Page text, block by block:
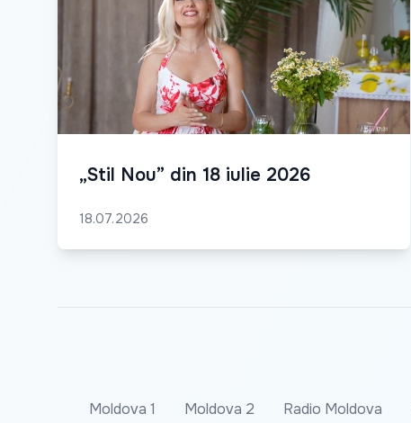
„Stil Nou” din 18 iulie 2026
18.07.2026
Moldova 1 Moldova 2 Radio Moldova